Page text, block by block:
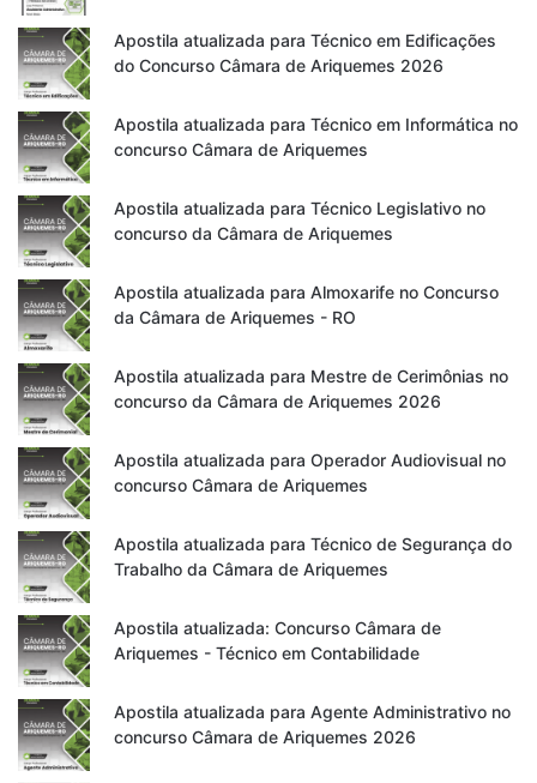
Apostila atualizada para Técnico em Edificações
do Concurso Câmara de Ariquemes 2026
Apostila atualizada para Técnico em Informática no
concurso Câmara de Ariquemes
Apostila atualizada para Técnico Legislativo no
concurso da Câmara de Ariquemes
Apostila atualizada para Almoxarife no Concurso
da Câmara de Ariquemes - RO
Apostila atualizada para Mestre de Cerimônias no
concurso da Câmara de Ariquemes 2026
Apostila atualizada para Operador Audiovisual no
concurso Câmara de Ariquemes
Apostila atualizada para Técnico de Segurança do
Trabalho da Câmara de Ariquemes
Apostila atualizada: Concurso Câmara de
Ariquemes - Técnico em Contabilidade
Apostila atualizada para Agente Administrativo no
concurso Câmara de Ariquemes 2026